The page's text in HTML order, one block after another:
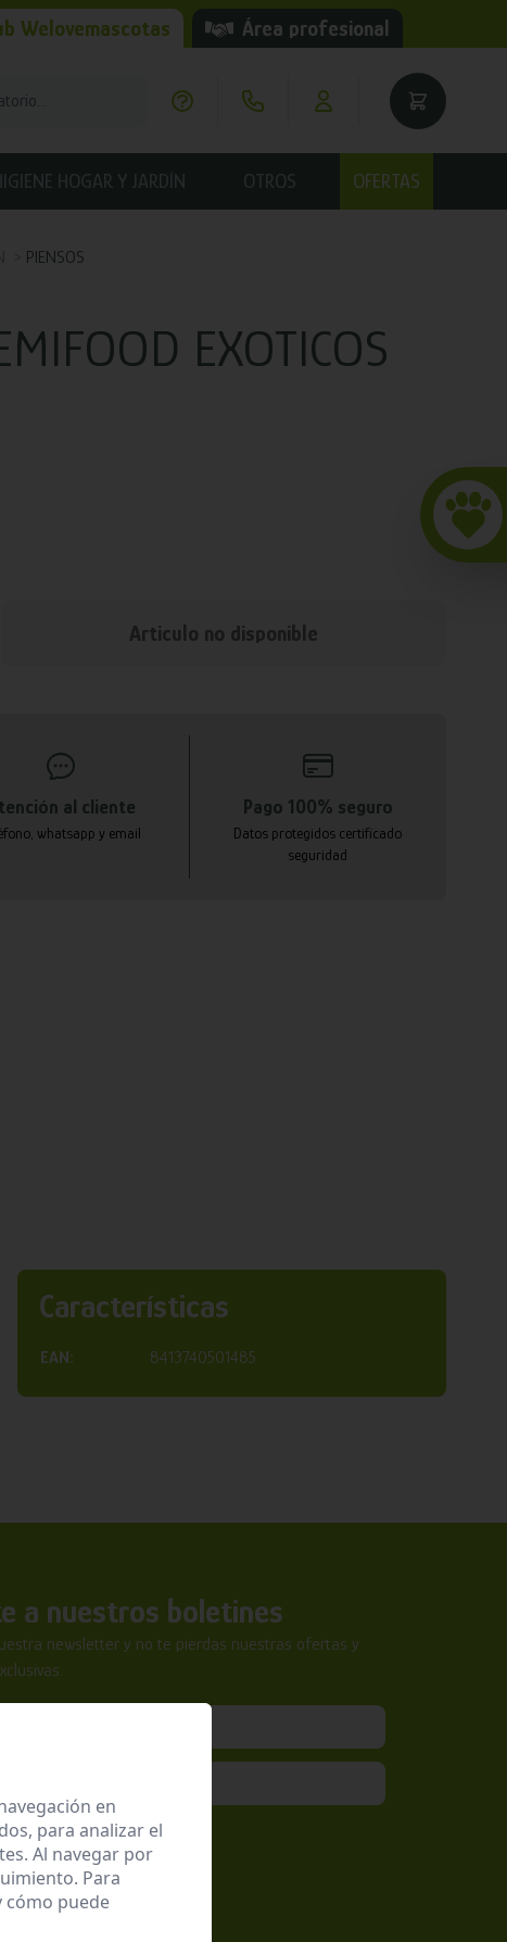
Welovemascotas Área profesional
HOGAR Y JARDÍN OTROS OFERTAS
PIENSOS
EXOTICOS
Articulo no disponible
al cliente
whatsapp y email
Pago 100% seguro
Datos protegidos certificado
seguridad
Características
EAN: 8413740501485
a nuestros boletines
newsletter y no te pierdas nuestras ofertas y
laPolítica de Privacidad
en
para analizar el
Al navegar por
Para
cómo puede